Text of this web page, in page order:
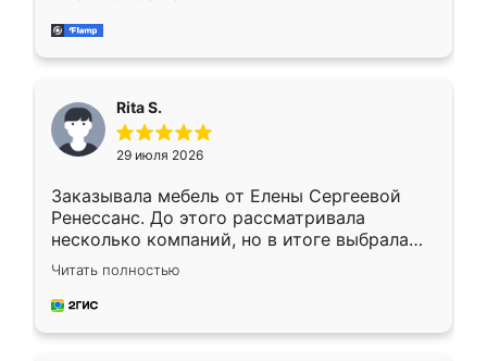
довольны работой. Спасибо Ренессанс
мебель за качественную работу!
Rita S.
29 июля 2026
Заказывала мебель от Елены Сергеевой
Ренессанс. До этого рассматривала
несколько компаний, но в итоге выбрала
эту. Сначала обговорили условия, потом
приехал замерщик, всё спокойно объяснил
и снял размеры. Изготовили в срок, с
Читать полностью